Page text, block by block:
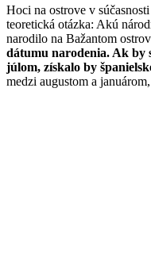
Hoci na ostrove v
teoretická otázka: Akú
narodilo na Bažantom
dátumu narodenia. Ak by
júlom, získalo by
medzi augustom a